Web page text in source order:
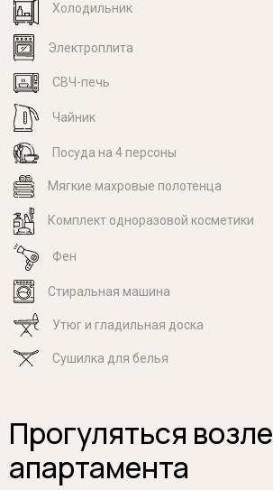
Холодильник
Электроплита
СВЧ-печь
Чайник
Посуда на 4 персоны
Мягкие махровые полотенца
Комплект одноразовой косметики
Фен
Стиральная машина
Утюг и гладильная доска
Cушилка для белья
Прогуляться возле
апартамента